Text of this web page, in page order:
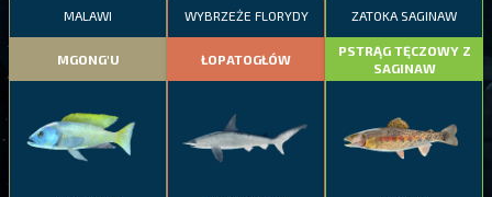
MALAWI
MGONG'U
WYBRZEŻE FLORYDY
ŁOPATOGŁÓW
ZATOKA SAGINAW
PSTRĄG TĘCZOWY Z
SAGINAW